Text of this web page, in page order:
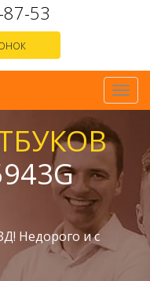
53
Недорого и с